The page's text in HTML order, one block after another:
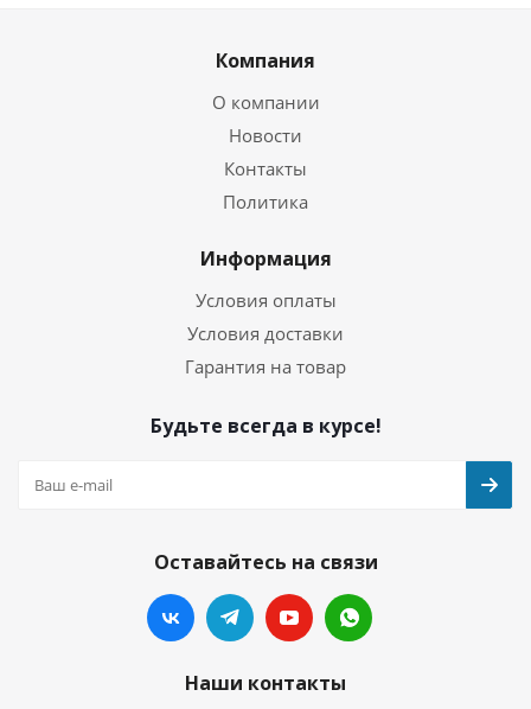
Компания
О компании
Новости
Контакты
Политика
Информация
Условия оплаты
Условия доставки
Гарантия на товар
Будьте всегда в курсе!
Оставайтесь на связи
Наши контакты